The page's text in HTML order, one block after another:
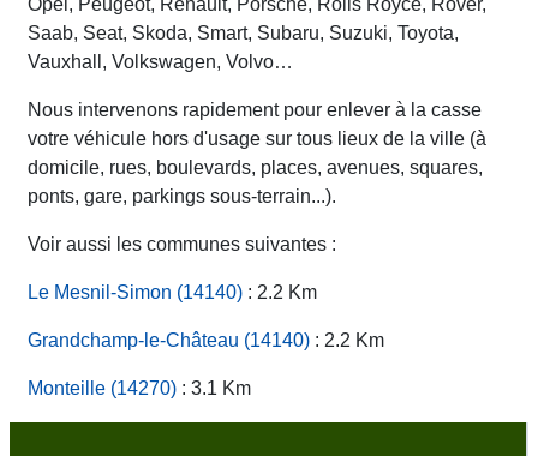
Opel, Peugeot, Renault, Porsche, Rolls Royce, Rover,
Saab, Seat, Skoda, Smart, Subaru, Suzuki, Toyota,
Vauxhall, Volkswagen, Volvo…
Nous intervenons rapidement pour enlever à la casse
votre véhicule hors d'usage sur tous lieux de la ville (à
domicile, rues, boulevards, places, avenues, squares,
ponts, gare, parkings sous-terrain...).
Voir aussi les communes suivantes :
Le Mesnil-Simon (14140) : 2.2 Km
Grandchamp-le-Château (14140) : 2.2 Km
Monteille (14270) : 3.1 Km